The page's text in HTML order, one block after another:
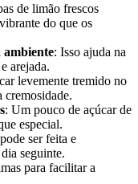
de limão frescos
do que os
ambiente: Isso ajuda na
arejada.
levemente tremido no
cremosidade.
: Um pouco de açúcar de
especial.
ser feita e
seguinte.
para facilitar a